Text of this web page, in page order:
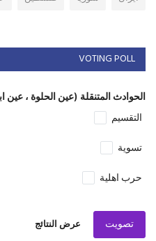
VOTING POLL
الحوادث المتنقلة (عين الحلوة ، عين
التقسيم
تسوية
حرب اهلية
تصويت عرض النتائج